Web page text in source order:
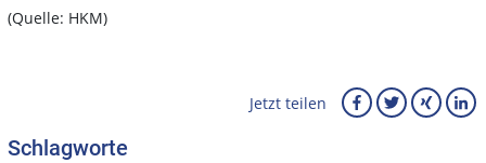
(Quelle: HKM)
Jetzt teilen
Schlagworte